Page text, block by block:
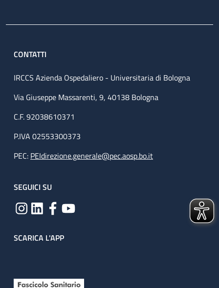
CONTATTI
IRCCS Azienda Ospedaliero - Universitaria di Bologna
Via Giuseppe Massarenti, 9, 40138 Bologna
C.F. 92038610371
P.IVA 02553300373
PEC: PEIdirezione.generale@pec.aosp.bo.it
SEGUICI SU
SCARICA L'APP